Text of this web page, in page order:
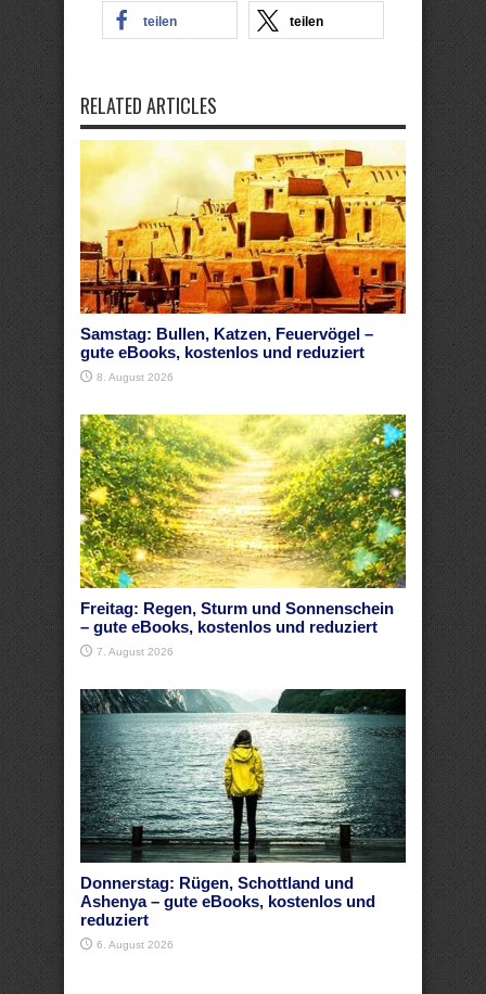
teilen teilen
RELATED ARTICLES
Samstag: Bullen, Katzen, Feuervögel –
gute eBooks, kostenlos und reduziert
8. August 2026
Freitag: Regen, Sturm und Sonnenschein
– gute eBooks, kostenlos und reduziert
7. August 2026
Donnerstag: Rügen, Schottland und
Ashenya – gute eBooks, kostenlos und
reduziert
6. August 2026